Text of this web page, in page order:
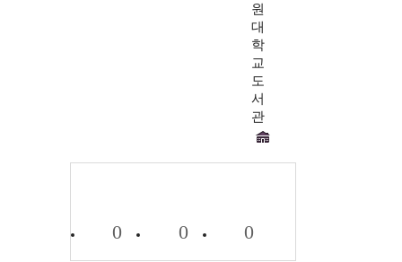
원
대
학
교
도
서
관
0 0 0